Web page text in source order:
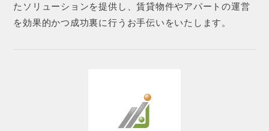
たソリューションを提供し、賃貸物件やアパートの運営
を効果的かつ成功裏に行うお手伝いをいたします。